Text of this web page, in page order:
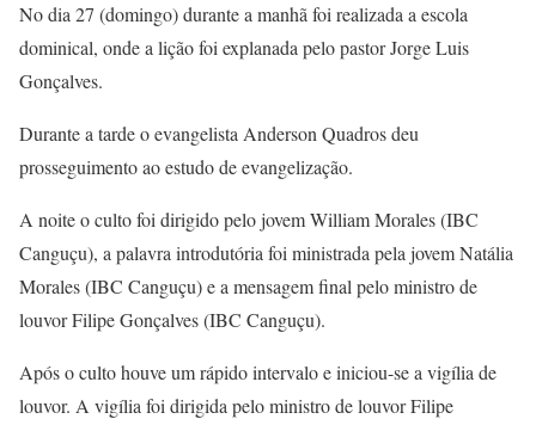
No dia 27 (domingo) durante a manhã foi realizada a escola
dominical, onde a lição foi explanada pelo pastor Jorge Luis
Gonçalves.
Durante a tarde o evangelista Anderson Quadros deu
prosseguimento ao estudo de evangelização.
A noite o culto foi dirigido pelo jovem William Morales (IBC
Canguçu), a palavra introdutória foi ministrada pela jovem Natália
Morales (IBC Canguçu) e a mensagem final pelo ministro de
louvor Filipe Gonçalves (IBC Canguçu).
Após o culto houve um rápido intervalo e iniciou-se a vigília de
louvor. A vigília foi dirigida pelo ministro de louvor Filipe